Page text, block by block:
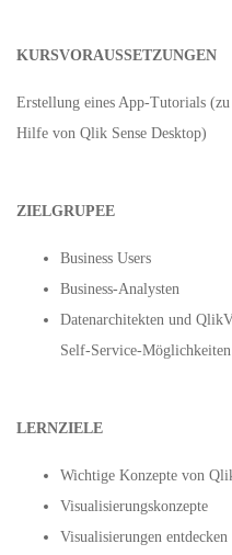
KURSVORAUSSETZUNGEN
Erstellung eines App-Tutorials
Hilfe von Qlik Sense Desktop)
ZIELGRUPEE
Business Users
Business-Analysten
Datenarchitekten und
Self-Service-
LERNZIELE
Wichtige Konzepte von
Visualisierungskonzepte
Visualisierungen entdecken